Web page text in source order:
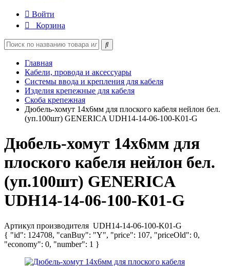
Войти
Корзина
Главная
Кабели, провода и аксессуары
Системы ввода и крепления для кабеля
Изделия крепежные для кабеля
Скоба крепежная
Дюбель-хомут 14х6мм для плоского кабеля нейлон бел.
(уп.100шт) GENERICA UDH14-14-06-100-K01-G
Дюбель-хомут 14х6мм для
плоского кабеля нейлон бел.
(уп.100шт) GENERICA
UDH14-14-06-100-K01-G
Артикул производителя UDH14-14-06-100-K01-G
{ "id": 124708, "canBuy": "Y", "price": 107, "priceOld": 0,
"economy": 0, "number": 1 }